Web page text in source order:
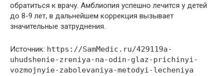
обратиться к врачу. Амблиопия успешно лечится у детей
до 8-9 лет, в дальнейшем коррекция вызывает
значительные затруднения.
Источник: https://SamMedic.ru/429119a-
uhudshenie-zreniya-na-odin-glaz-prichinyi-
vozmojnyie-zabolevaniya-metodyi-lecheniya